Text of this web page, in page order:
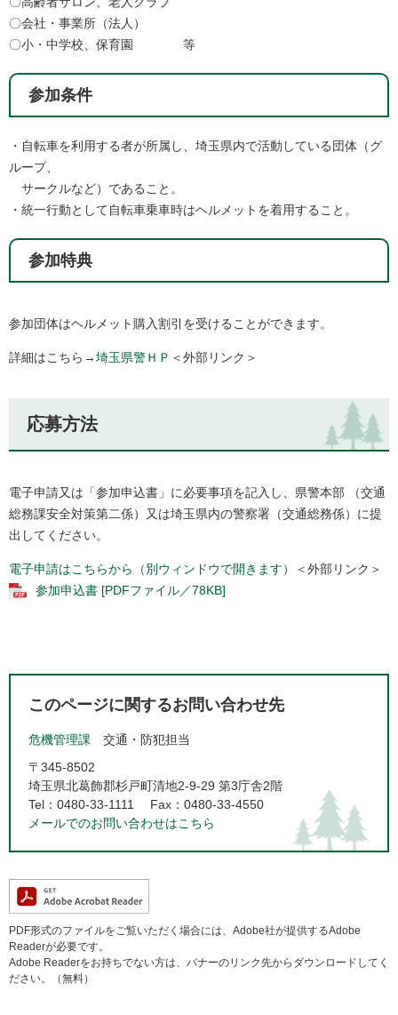
〇会社・事業所（法人）
〇小・中学校、保育園 等
参加条件
・自転車を利用する者が所属し、埼玉県内で活動している団体（グ
ループ、
サークルなど）であること。
・統一行動として自転車乗車時はヘルメットを着用すること。
参加特典
参加団体はヘルメット購入割引を受けることができます。
詳細はこちら→埼玉県警ＨＰ ＜外部リンク＞
応募方法
電子申請又は「参加申込書」に必要事項を記入し、県警本部 （交通
総務課安全対策第二係）又は埼玉県内の警察署（交通総務係）に提
出してください。
電子申請はこちらから（別ウィンドウで開きます）
＜外部リンク＞
参加申込書 [PDFファイル／78KB]
このページに関するお問い合わせ先
危機管理課
交通・防犯担当
〒345-8502
埼玉県北葛飾郡杉戸町清地2-9-29 第3庁舎2階
Tel：0480-33-1111
Fax：0480-33-4550
メールでのお問い合わせはこちら
PDF形式のファイルをご覧いただく場合には、Adobe社が提供するAdobe
Readerが必要です。
Adobe Readerをお持ちでない方は、バナーのリンク先からダウンロードしてく
ださい。（無料）